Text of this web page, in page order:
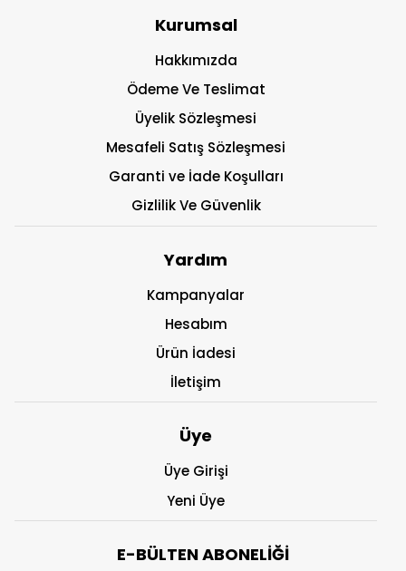
Kurumsal
Hakkımızda
Ödeme Ve Teslimat
Üyelik Sözleşmesi
Mesafeli Satış Sözleşmesi
Garanti ve İade Koşulları
Gizlilik Ve Güvenlik
Yardım
Kampanyalar
Hesabım
Ürün İadesi
İletişim
Üye
Üye Girişi
Yeni Üye
E-BÜLTEN ABONELİĞİ